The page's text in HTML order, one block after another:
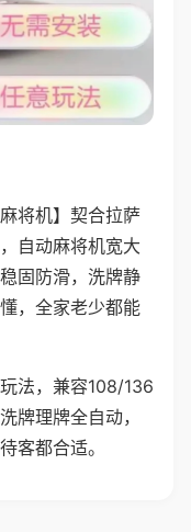
将机】契合拉萨
自动麻将机宽大
固防滑，洗牌静
，全家老少都能
法，兼容108/136
牌理牌全自动，
客都合适。